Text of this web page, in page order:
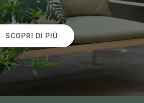
SCOPRI DI PIÙ